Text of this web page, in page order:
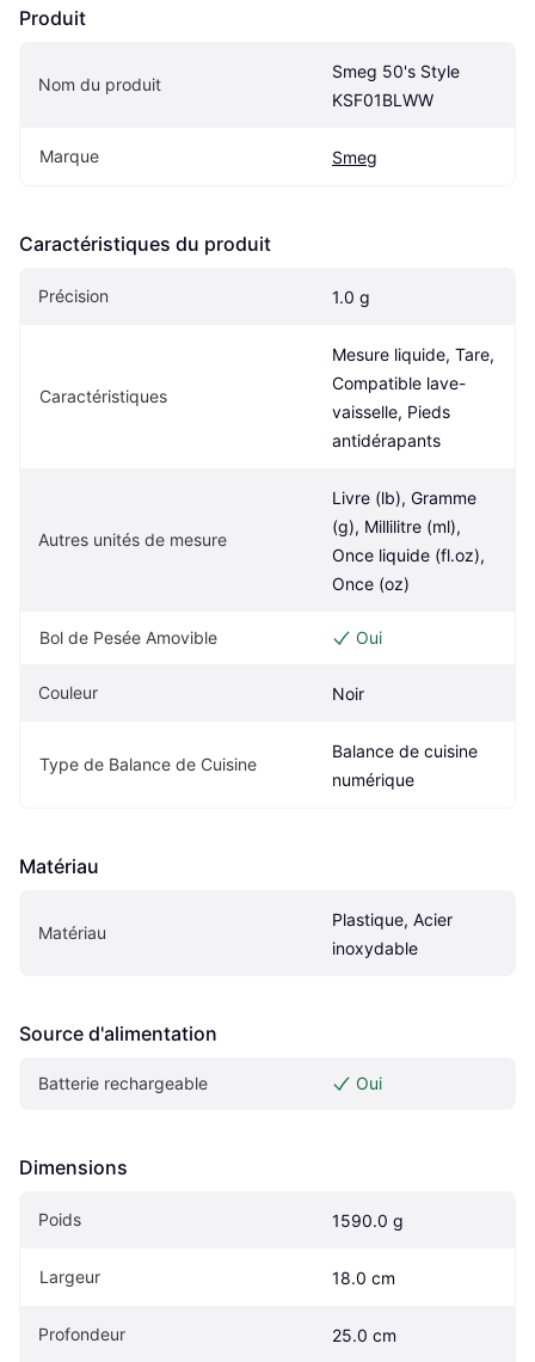
Produit
Nom du produit
Smeg 50's Style
KSF01BLWW
Marque Smeg
Caractéristiques du produit
Précision 1.0 g
Caractéristiques
Mesure liquide, Tare,
Compatible lave-
vaisselle, Pieds
antidérapants
Autres unités de mesure
Livre (lb), Gramme
(g), Millilitre (ml),
Once liquide (fl.oz),
Once (oz)
Bol de Pesée Amovible Oui
Couleur Noir
Type de Balance de Cuisine
Balance de cuisine
numérique
Matériau
Matériau
Plastique, Acier
inoxydable
Source d'alimentation
Batterie rechargeable Oui
Dimensions
Poids 1590.0 g
Largeur 18.0 cm
Profondeur 25.0 cm